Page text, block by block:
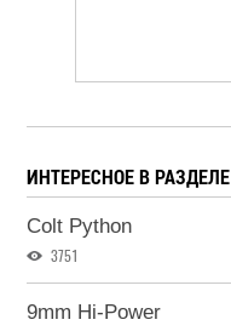
ИНТЕРЕСНОЕ В РАЗДЕЛЕ
Colt Python
3751
9mm Hi-Power